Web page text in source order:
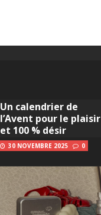
Un calendrier de
l’Avent pour le plaisir
et 100 % désir
30 NOVEMBRE 2025 0